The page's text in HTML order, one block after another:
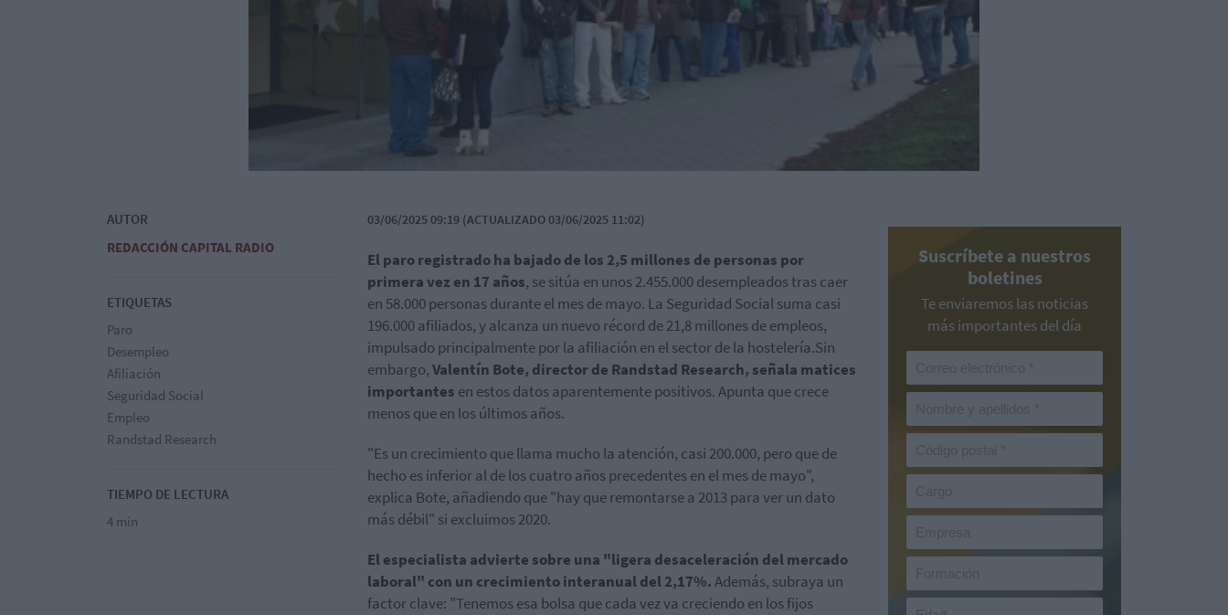
AUTOR
REDACCIÓN CAPITAL RADIO
ETIQUETAS
Paro
Desempleo
Afiliación
Seguridad Social
Empleo
Randstad Research
TIEMPO DE LECTURA
4 min
03/06/2025 09:19 (ACTUALIZADO 03/06/2025 11:02)
El paro registrado ha bajado de los 2,5 millones de personas por
primera vez en 17 años, se sitúa en unos 2.455.000 desempleados tras caer
en 58.000 personas durante el mes de mayo. La Seguridad Social suma casi
196.000 afiliados, y alcanza un nuevo récord de 21,8 millones de empleos,
impulsado principalmente por la afiliación en el sector de la hostelería.Sin
embargo,Valentín Bote, director de Randstad Research, señala matices
importantes en estos datos aparentemente positivos. Apunta que crece
menos que en los últimos años.
"Es un crecimiento que llama mucho la atención, casi 200.000, pero que de
hecho es inferior al de los cuatro años precedentes en el mes de mayo",
explica Bote, añadiendo que "hay que remontarse a 2013 para ver un dato
más débil" si excluimos 2020.
El especialista advierte sobre una "ligera desaceleración del mercado
laboral" con un crecimiento interanual del 2,17%.Además, subraya un
factor clave: "Tenemos esa bolsa que cada vez va creciendo en los fijos
Suscríbete a nuestros
boletines
Te enviaremos las noticias
más importantes del día